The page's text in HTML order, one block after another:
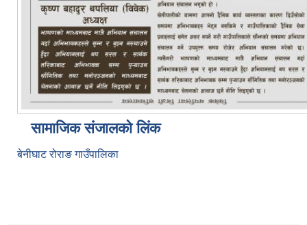
सामाजिक संजालको लिंक
बेनीघाट रोराङ गाउँपालिका